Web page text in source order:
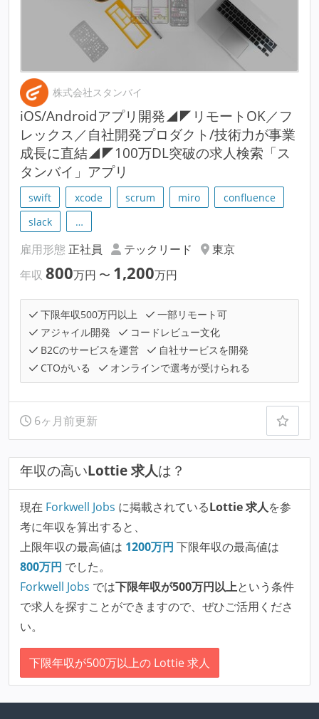
株式会社スタンバイ
iOS/Androidアプリ開発◢◤リモートOK／フ
レックス／自社開発プロダクト/技術力が事業
成長に直結◢◤100万DL突破の求人検索「ス
タンバイ」アプリ
swift xcode scrum miro
confluence
slack
…
雇用形態 正社員 テックリード
東京
年収 800万円 〜 1,200万円
下限年収500万円以上
一部リモート可
アジャイル開発
コードレビュー文化
B2Cのサービスを運営
自社サービスを開発
CTOがいる
オンラインで選考が受けられる
6ヶ月前更新
年収の高いLottie 求人は？
現在 Forkwell Jobs に掲載されているLottie 求人を参
考に年収を算出すると、
上限年収の最高値は 1200万円 下限年収の最高値は
800万円 でした。
Forkwell Jobs では下限年収が500万円以上という条件
で求人を探すことができますので、ぜひご活用くださ
い。
下限年収が500万以上の Lottie 求人